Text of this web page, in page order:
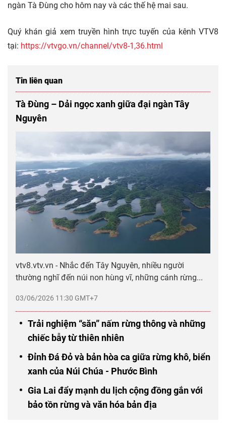
ngàn Tà Đùng cho hôm nay và các thế hệ mai sau.
Quý khán giả xem truyền hình trực tuyến của kênh VTV8
tại: https://vtvgo.vn/channel/vtv8-1,36.html
Tin liên quan
Tà Đùng – Dải ngọc xanh giữa đại ngàn Tây
Nguyên
03/06/2026 11:30 GMT+7
vtv8.vtv.vn - Nhắc đến Tây Nguyên, nhiều người
thường nghĩ đến núi non hùng vĩ, những cánh rừng...
Trải nghiệm “săn” nấm rừng thông và những
chiếc bẫy từ thiên nhiên
Đỉnh Đá Đỏ và bản hòa ca giữa rừng khô, biển
xanh của Núi Chúa - Phước Bình
Gia Lai đẩy mạnh du lịch cộng đồng gắn với
bảo tồn rừng và văn hóa bản địa